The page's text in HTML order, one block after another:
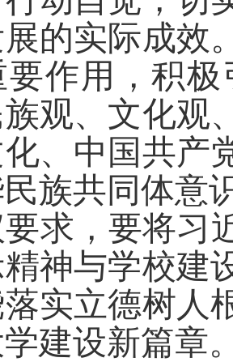
的实际成效
要作用，积
观、文化观
、中国共产
族共同体意
求，要将习
神与学校建
实立德树人
建设新篇章